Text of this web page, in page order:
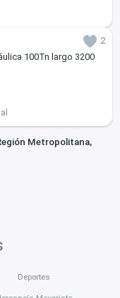
2
100Tn largo 3200
Metropolitana,
Deportes